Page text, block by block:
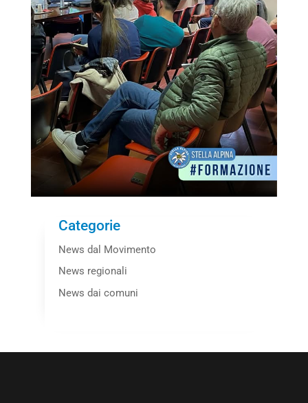
Categorie
News dal Movimento
News regionali
News dai comuni